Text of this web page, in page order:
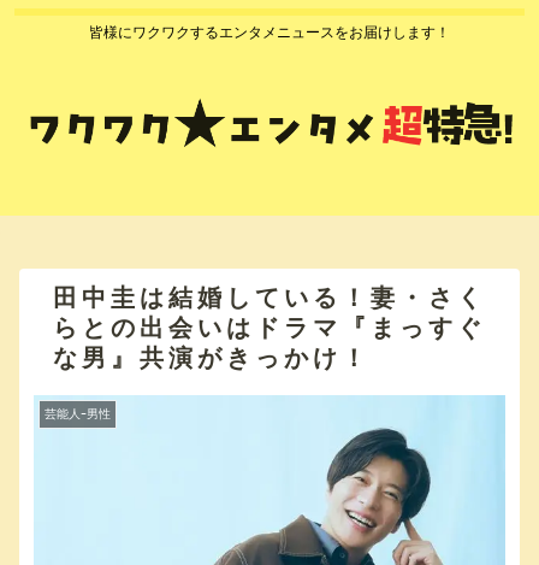
皆様にワクワクするエンタメニュースをお届けします！
田中圭は結婚している！妻・さく
らとの出会いはドラマ『まっすぐ
な男』共演がきっかけ！
芸能人ｰ男性